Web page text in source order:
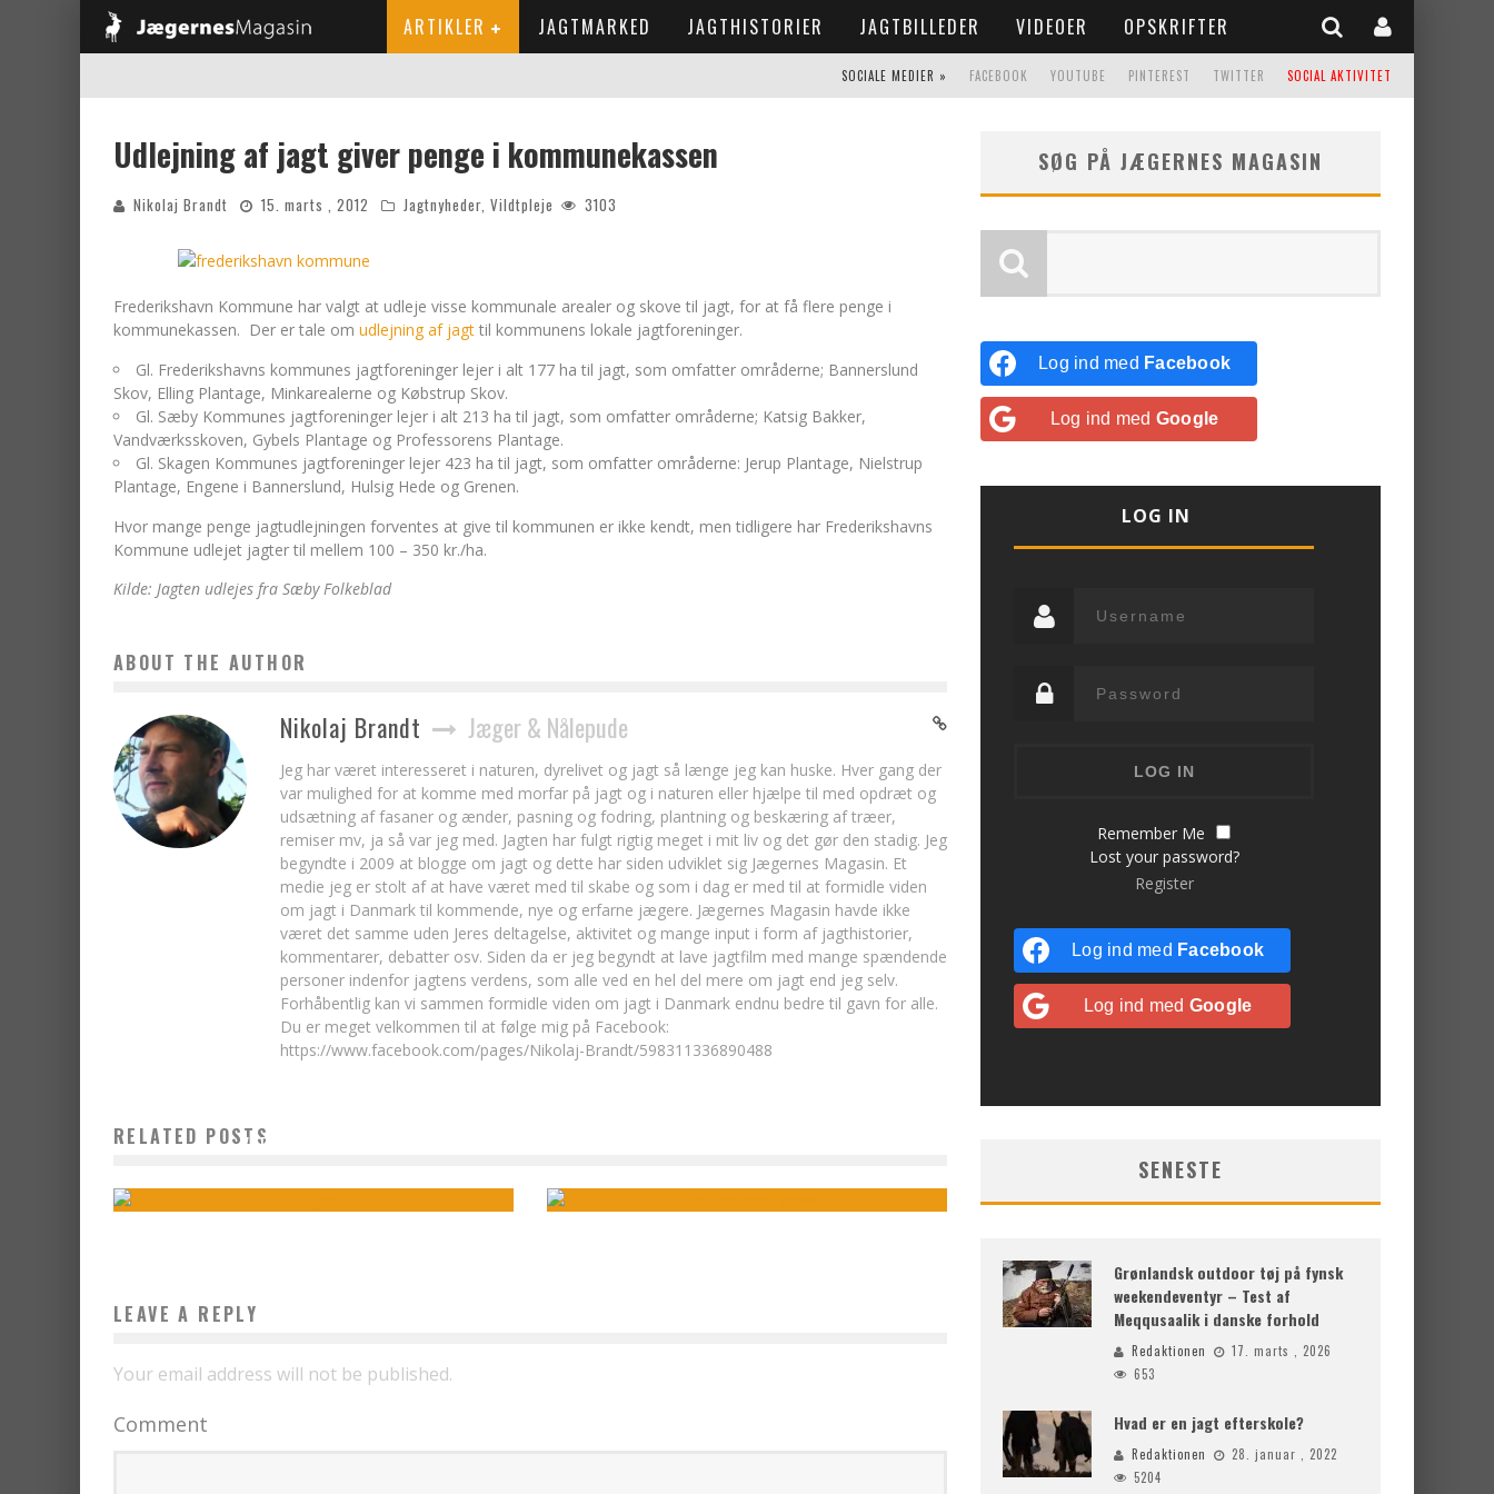
ARTIKLER JAGTMARKED JAGTHISTORIER JAGTBILLEDER VIDEOER OPSKRIFTER
SOCIAL AKTIVITET
TWITTER
PINTEREST
YOUTUBE
FACEBOOK
SOCIALE MEDIER »
Udlejning af jagt giver penge i kommunekassen
Nikolaj Brandt 15. marts , 2012 Jagtnyheder, Vildtpleje 3103
Frederikshavn Kommune har valgt at udleje visse kommunale arealer og skove til jagt, for at få flere penge i
kommunekassen. Der er tale om udlejning af jagt til kommunens lokale jagtforeninger.
Gl. Frederikshavns kommunes jagtforeninger lejer i alt 177 ha til jagt, som omfatter områderne; Bannerslund
Skov, Elling Plantage, Minkarealerne og Købstrup Skov.
Gl. Sæby Kommunes jagtforeninger lejer i alt 213 ha til jagt, som omfatter områderne; Katsig Bakker,
Vandværksskoven, Gybels Plantage og Professorens Plantage.
Gl. Skagen Kommunes jagtforeninger lejer 423 ha til jagt, som omfatter områderne: Jerup Plantage, Nielstrup
Plantage, Engene i Bannerslund, Hulsig Hede og Grenen.
Hvor mange penge jagtudlejningen forventes at give til kommunen er ikke kendt, men tidligere har Frederikshavns
Kommune udlejet jagter til mellem 100 – 350 kr./ha.
Kilde: Jagten udlejes fra Sæby Folkeblad
ABOUT THE AUTHOR
Nikolaj Brandt Jæger & Nålepude
Jeg har været interesseret i naturen, dyrelivet og jagt så længe jeg kan huske. Hver gang der
var mulighed for at komme med morfar på jagt og i naturen eller hjælpe til med opdræt og
udsætning af fasaner og ænder, pasning og fodring, plantning og beskæring af træer,
remiser mv, ja så var jeg med. Jagten har fulgt rigtig meget i mit liv og det gør den stadig. Jeg
begyndte i 2009 at blogge om jagt og dette har siden udviklet sig Jægernes Magasin. Et
medie jeg er stolt af at have været med til skabe og som i dag er med til at formidle viden
om jagt i Danmark til kommende, nye og erfarne jægere. Jægernes Magasin havde ikke
været det samme uden Jeres deltagelse, aktivitet og mange input i form af jagthistorier,
kommentarer, debatter osv. Siden da er jeg begyndt at lave jagtfilm med mange spændende
personer indenfor jagtens verdens, som alle ved en hel del mere om jagt end jeg selv.
Forhåbentlig kan vi sammen formidle viden om jagt i Danmark endnu bedre til gavn for alle.
Du er meget velkommen til at følge mig på Facebook:
https://www.facebook.com/pages/Nikolaj-Brandt/598311336890488
RELATED POSTSVILDTPLEJE GAV GULD
LEAVE A REPLY
Your email address will not be published.
Comment
SØG PÅ JÆGERNES MAGASIN
Log ind med Facebook
Log ind med Google
LOG IN
Remember Me
Lost your password?
Register
Log ind med Facebook
Log ind med Google
SENESTE
Grønlandsk outdoor tøj på fynsk
weekendeventyr – Test af
Meqqusaalik i danske forhold
Redaktionen
17. marts , 2026
653
Hvad er en jagt efterskole?
Redaktionen
28. januar , 2022
5204